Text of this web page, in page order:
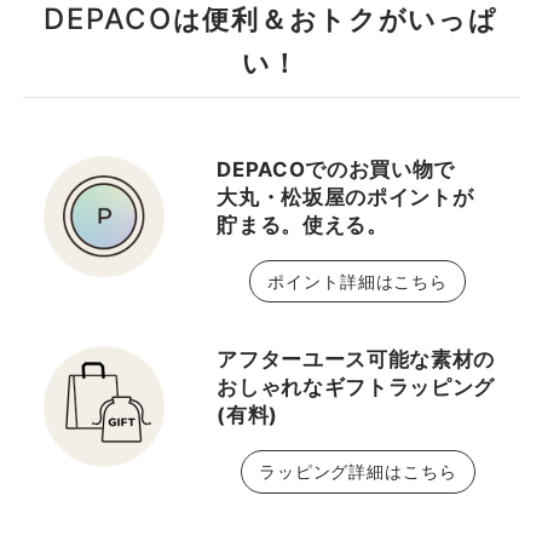
DEPACOは便利＆おトクがいっぱ
い！
DEPACOでのお買い物で
大丸・松坂屋のポイントが
貯まる。使える。
ポイント詳細はこちら
アフターユース可能な素材の
おしゃれなギフトラッピング
(有料)
ラッピング詳細はこちら